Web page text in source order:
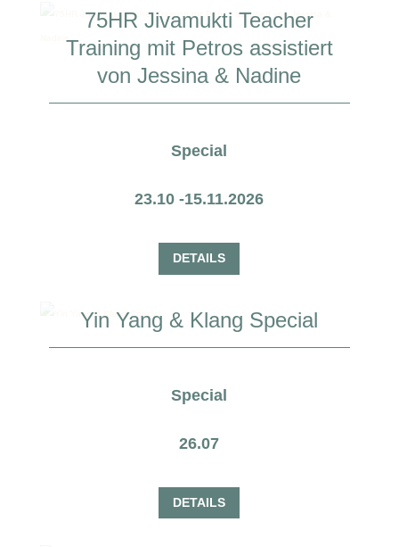
Special
75HR Jivamukti Teacher
Training mit Petros assistiert
von Jessina & Nadine
23.10 -15.11.2026
DETAILS
Special
Yin Yang & Klang Special
26.07
DETAILS